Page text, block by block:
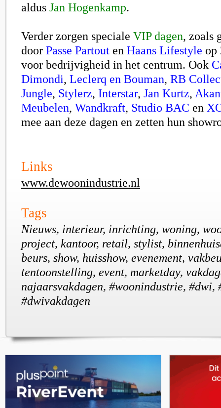
aldus Jan Hogenkamp.
Verder zorgen speciale VIP dagen, zoals
door Passe Partout en Haans Lifestyle op
voor bedrijvigheid in het centrum. Ook
Dimondi, Leclerq en Bouman, RB
Jungle, Stylerz, Interstar, Jan Kurtz,
Meubelen, Wandkraft, Studio BAC en
mee aan deze dagen en zetten hun
Links
www.dewoonindustrie.nl
Tags
Nieuws, interieur, inrichting, woning,
project, kantoor, retail, stylist,
beurs, show, huisshow, evenement,
tentoonstelling, event, marketday,
najaarsvakdagen, #woonindustrie, #dwi,
#dwivakdagen